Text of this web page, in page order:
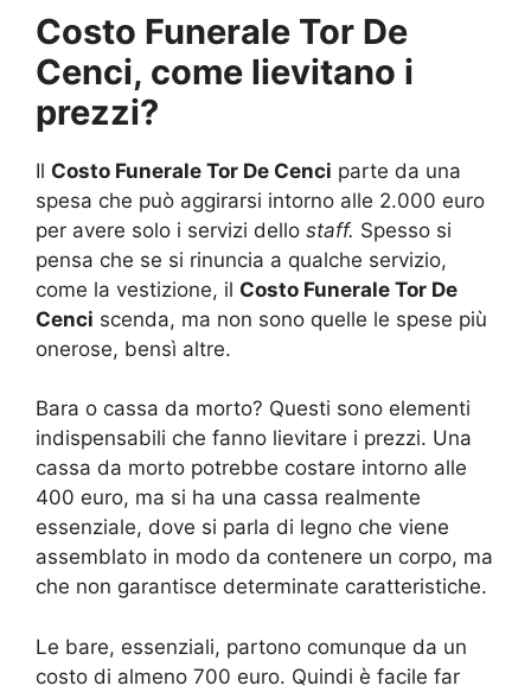
Costo Funerale Tor De
Cenci, come lievitano i
prezzi?
Il Costo Funerale Tor De Cenci parte da una
spesa che può aggirarsi intorno alle 2.000 euro
per avere solo i servizi dello staff. Spesso si
pensa che se si rinuncia a qualche servizio,
come la vestizione, il Costo Funerale Tor De
Cenci scenda, ma non sono quelle le spese più
onerose, bensì altre.
Bara o cassa da morto? Questi sono elementi
indispensabili che fanno lievitare i prezzi. Una
cassa da morto potrebbe costare intorno alle
400 euro, ma si ha una cassa realmente
essenziale, dove si parla di legno che viene
assemblato in modo da contenere un corpo, ma
che non garantisce determinate caratteristiche.
Le bare, essenziali, partono comunque da un
costo di almeno 700 euro. Quindi è facile far